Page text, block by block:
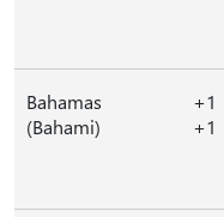
Bahamas
(Bahami)
+1
+1